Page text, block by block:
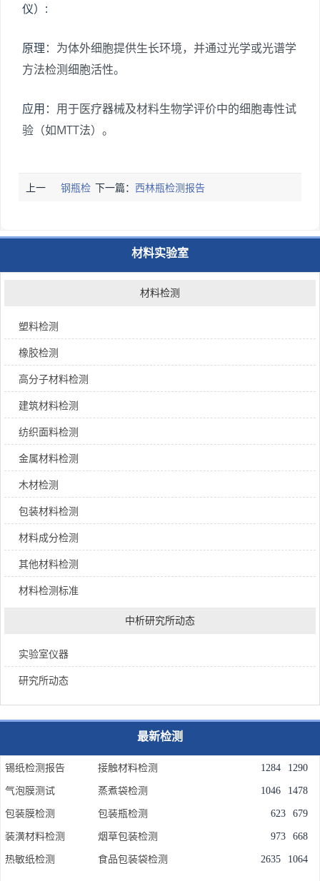
仪）:
原理：为体外细胞提供生长环境，并通过光学或光谱学
方法检测细胞活性。
应用：用于医疗器械及材料生物学评价中的细胞毒性试
验（如MTT法）。
上一 钢瓶检 下一篇：西林瓶检测报告
材料实验室
材料检测
塑料检测
橡胶检测
高分子材料检测
建筑材料检测
纺织面料检测
金属材料检测
木材检测
包装材料检测
材料成分检测
其他材料检测
材料检测标准
中析研究所动态
实验室仪器
研究所动态
最新检测
锡纸检测报告 1290
接触材料检测 1284
气泡膜测试 1478
蒸煮袋检测 1046
包装膜检测 679
包装瓶检测 623
装潢材料检测 668
烟草包装检测 973
热敏纸检测 1064
食品包装袋检测 2635